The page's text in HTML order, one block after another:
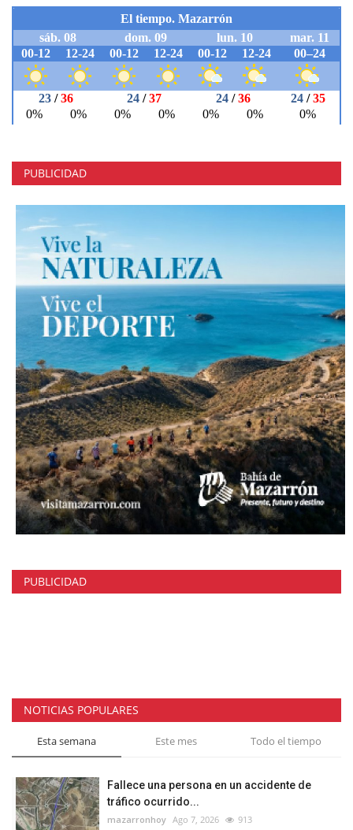
PUBLICIDAD
PUBLICIDAD
NOTICIAS POPULARES
Esta semana Este mes Todo el tiempo
Fallece una persona en un accidente de
tráfico ocurrido...
mazarronhoy Ago 7, 2026 913